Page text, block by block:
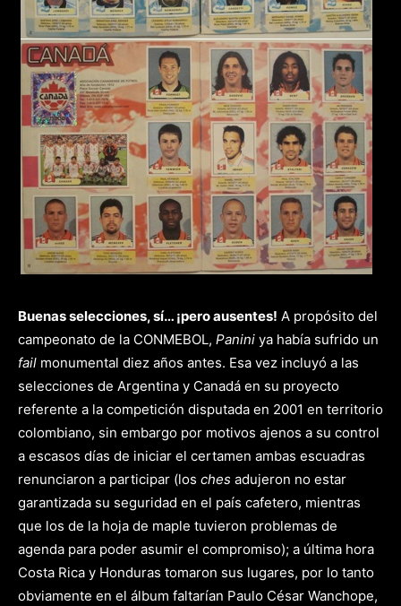
Buenas selecciones, sí… ¡pero ausentes! A propósito del
campeonato de la CONMEBOL, Panini ya había sufrido un
fail monumental diez años antes. Esa vez incluyó a las
selecciones de Argentina y Canadá en su proyecto
referente a la competición disputada en 2001 en territorio
colombiano, sin embargo por motivos ajenos a su control
a escasos días de iniciar el certamen ambas escuadras
renunciaron a participar (los ches adujeron no estar
garantizada su seguridad en el país cafetero, mientras
que los de la hoja de maple tuvieron problemas de
agenda para poder asumir el compromiso); a última hora
Costa Rica y Honduras tomaron sus lugares, por lo tanto
obviamente en el álbum faltarían Paulo César Wanchope,